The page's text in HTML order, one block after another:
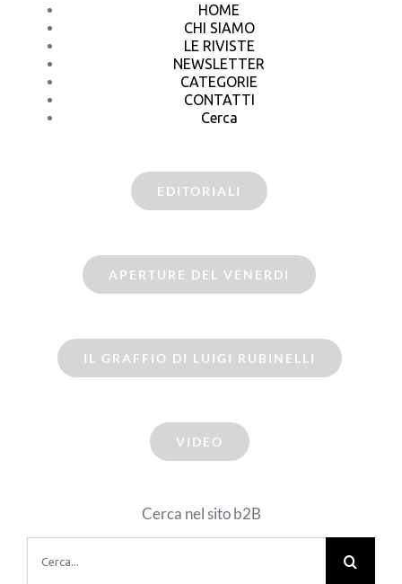
HOME
CHI SIAMO
LE RIVISTE
NEWSLETTER
CATEGORIE
CONTATTI
Cerca
EDITORIALI
APERTURE DEL VENERDI
IL GRAFFIO DI LUIGI RUBINELLI
VIDEO
Cerca nel sito b2B
per: